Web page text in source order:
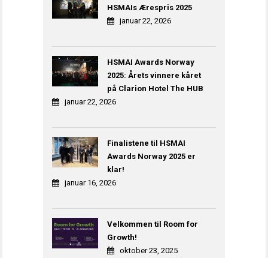
HSMAIs Ærespris 2025
januar 22, 2026
HSMAI Awards Norway
2025: Årets vinnere kåret
på Clarion Hotel The HUB
januar 22, 2026
Finalistene til HSMAI
Awards Norway 2025 er
klar!
januar 16, 2026
Velkommen til Room for
Growth!
oktober 23, 2025